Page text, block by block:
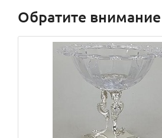
Обратите внимание